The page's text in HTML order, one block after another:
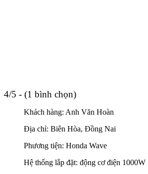
4/5 - (1 bình chọn)
Khách hàng: Anh Văn Hoàn
Địa chỉ: Biên Hòa, Đồng Nai
Phương tiện: Honda Wave
Hệ thống lắp đặt: động cơ điện 1000W